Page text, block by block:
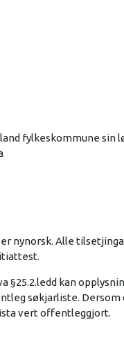
fylkeskommune sin
nynorsk. Alle
§25.2.ledd kan
søkjarliste.
vert offentleggjort.